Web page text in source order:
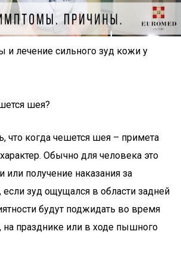
лечение сильного зуд кожи у
шея?
что когда чешется шея – примета
Обычно для человека это
или получение наказания за
если зуд ощущался в области задней
будут поджидать во время
на празднике или в ходе пышного